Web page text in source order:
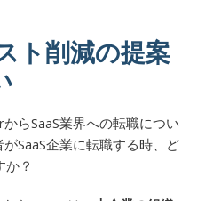
ト削減の提案
らSaaS業界への転職につい
SaaS企業に転職する時、ど
か？